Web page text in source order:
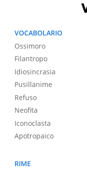
VOCABOLARIO
Ossimoro
Filantropo
Idiosincrasia
Pusillanime
Refuso
Neofita
Iconoclasta
Apotropaico
RIME